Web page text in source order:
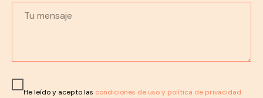
He leído y acepto las condiciones de uso y política de privacidad